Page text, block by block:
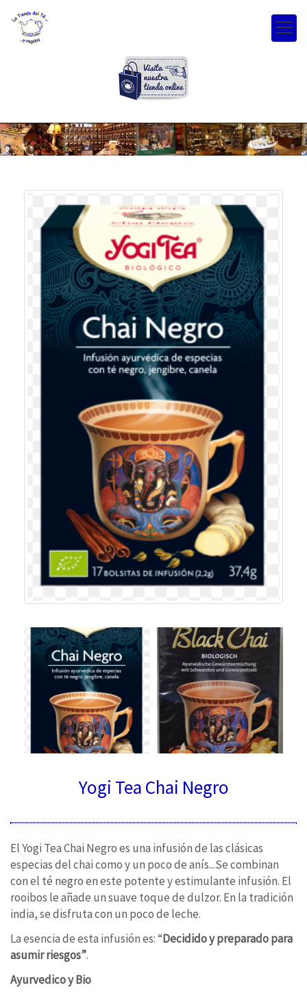
Yogi Tea Chai Negro
El Yogi Tea Chai Negro es una infusión de las clásicas
especias del chai como y un poco de anís...Se combinan
con el té negro en este potente y estimulante infusión. El
rooibos le añade un suave toque de dulzor. En la tradición
india, se disfruta con un poco de leche.
La esencia de esta infusión es: “Decidido y preparado para
asumir riesgos”.
Ayurvedico y Bio